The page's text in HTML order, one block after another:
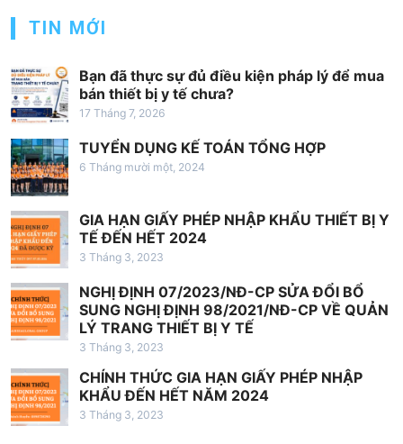
n
g
b
à
i
v
i
ế
t
TIN MỚI
Bạn đã thực sự đủ điều kiện pháp lý để mua
bán thiết bị y tế chưa?
17 Tháng 7, 2026
TUYỂN DỤNG KẾ TOÁN TỔNG HỢP
6 Tháng mười một, 2024
GIA HẠN GIẤY PHÉP NHẬP KHẨU THIẾT BỊ Y
TẾ ĐẾN HẾT 2024
3 Tháng 3, 2023
NGHỊ ĐỊNH 07/2023/NĐ-CP SỬA ĐỔI BỔ
SUNG NGHỊ ĐỊNH 98/2021/NĐ-CP VỀ QUẢN
LÝ TRANG THIẾT BỊ Y TẾ
3 Tháng 3, 2023
CHÍNH THỨC GIA HẠN GIẤY PHÉP NHẬP
KHẨU ĐẾN HẾT NĂM 2024
3 Tháng 3, 2023